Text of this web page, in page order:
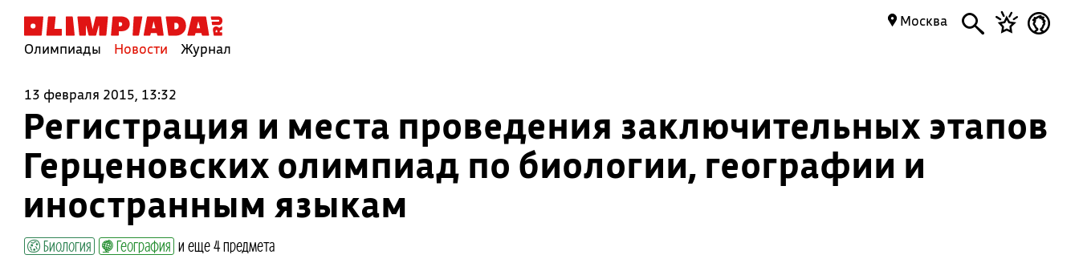
Олимпиады Новости Журнал
Москва
13 февраля 2015, 13:32
Регистрация и места проведения заключительных этапов
Герценовских олимпиад по биологии, географии и
иностранным языкам
Биология География и еще 4 предмета